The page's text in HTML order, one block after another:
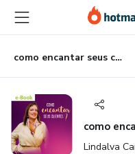
para
conteúdo
principal
para
pagamento
para
rodapé
como encantar seus clientes
como
Lindalva